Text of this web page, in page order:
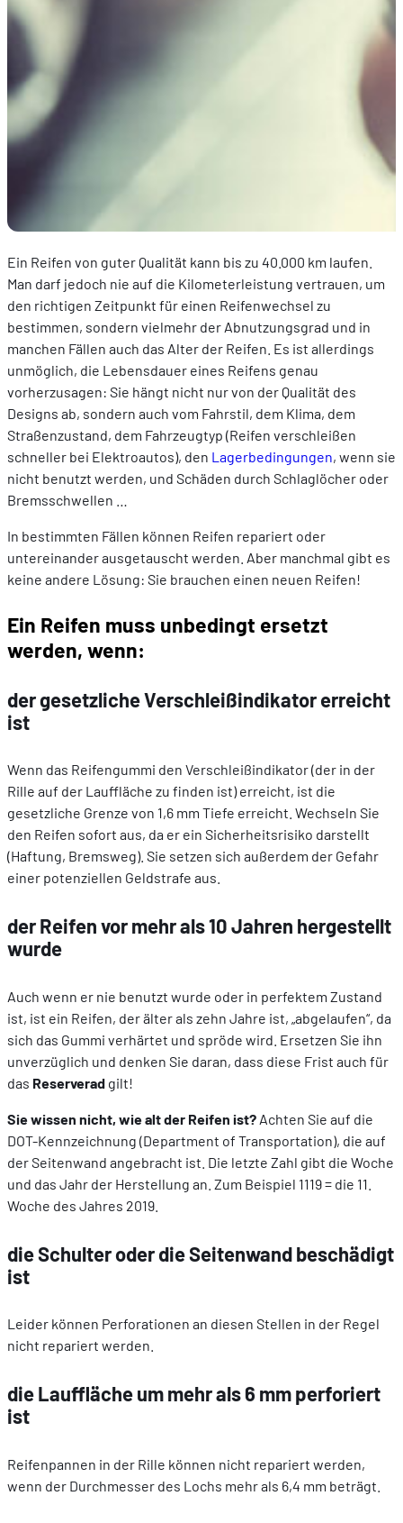
Ein Reifen von guter Qualität kann bis zu 40.000 km laufen.
Man darf jedoch nie auf die Kilometerleistung vertrauen, um
den richtigen Zeitpunkt für einen Reifenwechsel zu
bestimmen, sondern vielmehr der Abnutzungsgrad und in
manchen Fällen auch das Alter der Reifen. Es ist allerdings
unmöglich, die Lebensdauer eines Reifens genau
vorherzusagen: Sie hängt nicht nur von der Qualität des
Designs ab, sondern auch vom Fahrstil, dem Klima, dem
Straßenzustand, dem Fahrzeugtyp (Reifen verschleißen
schneller bei Elektroautos), den Lagerbedingungen, wenn sie
nicht benutzt werden, und Schäden durch Schlaglöcher oder
Bremsschwellen …
In bestimmten Fällen können Reifen repariert oder
untereinander ausgetauscht werden. Aber manchmal gibt es
keine andere Lösung: Sie brauchen einen neuen Reifen!
Ein Reifen muss unbedingt ersetzt
werden, wenn:
der gesetzliche Verschleißindikator erreicht
ist
Wenn das Reifengummi den Verschleißindikator (der in der
Rille auf der Lauffläche zu finden ist) erreicht, ist die
gesetzliche Grenze von 1,6 mm Tiefe erreicht. Wechseln Sie
den Reifen sofort aus, da er ein Sicherheitsrisiko darstellt
(Haftung, Bremsweg). Sie setzen sich außerdem der Gefahr
einer potenziellen Geldstrafe aus.
der Reifen vor mehr als 10 Jahren hergestellt
wurde
Auch wenn er nie benutzt wurde oder in perfektem Zustand
ist, ist ein Reifen, der älter als zehn Jahre ist, „abgelaufen“, da
sich das Gummi verhärtet und spröde wird. Ersetzen Sie ihn
unverzüglich und denken Sie daran, dass diese Frist auch für
das Reserverad gilt!
Sie wissen nicht, wie alt der Reifen ist? Achten Sie auf die
DOT-Kennzeichnung (Department of Transportation), die auf
der Seitenwand angebracht ist. Die letzte Zahl gibt die Woche
und das Jahr der Herstellung an. Zum Beispiel 1119 = die 11.
Woche des Jahres 2019.
die Schulter oder die Seitenwand beschädigt
ist
Leider können Perforationen an diesen Stellen in der Regel
nicht repariert werden.
die Lauffläche um mehr als 6 mm perforiert
ist
Reifenpannen in der Rille können nicht repariert werden,
wenn der Durchmesser des Lochs mehr als 6,4 mm beträgt.